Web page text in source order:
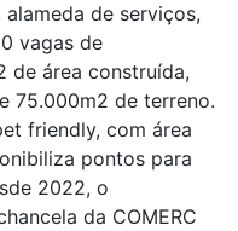
de serviços,
vagas de
de área construída,
75.000m2 de terreno.
friendly, com área
pontos para
2022, o
da COMERC